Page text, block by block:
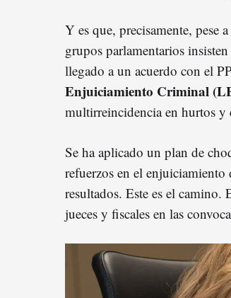
Y es que, precisamente, pese
grupos parlamentarios
llegado a un acuerdo con el
Enjuiciamiento Criminal
multirreincidencia en hurtos y
Se ha aplicado un plan de
refuerzos en el
resultados. Este es el camino.
jueces y fiscales en las